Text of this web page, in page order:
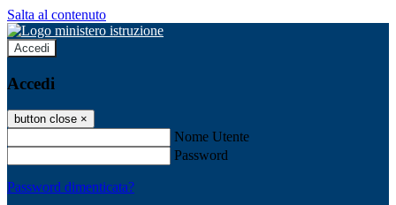
Salta al contenuto
Accedi
Accedi
button close ×
Nome Utente
Password
Password dimenticata?